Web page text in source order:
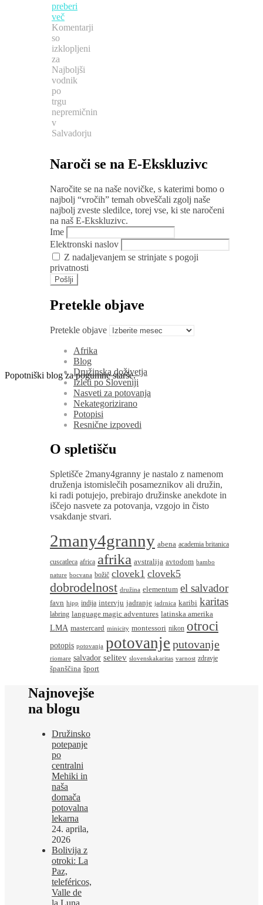
Popotniški blog za pogumne starše.
preberi
več
Komentarji
so
izklopljeni
za
Najboljši
vodnik
po
trgu
nepremičnin
v
Salvadorju
Naroči se na E-Ekskluzivc
Naročite se na naše novičke, s katerimi bomo o
najbolj “vročih” temah obveščali zgolj naše
najbolj zveste sledilce, torej vse, ki ste naročeni
na naš E-Ekskluzivc.
Ime
Elektronski naslov
Z nadaljevanjem se strinjate s pogoji
privatnosti
Pretekle objave
Pretekle objave
Afrika
Blog
Družinska doživetja
Izleti po Sloveniji
Nasveti za potovanja
Nekategorizirano
Potopisi
Resnične izpovedi
O spletišču
Spletišče 2many4granny je nastalo z namenom
druženja istomislečih posameznikov ali družin,
ki radi potujejo, prebirajo družinske anekdote in
iščejo nasvete za potovanja, vzgojo in čisto
vsakdanje stvari.
2many4granny abena academia britanica
cuscatleca africa afrika avstralija avtodom bambo
nature bocvana božič clovek1 clovek5
dobrodelnost družina elementum el salvador
favn hipp indija intervju jadranje jadrnica karibi karitas
labring language magic adventures latinska amerika
LMA mastercard minicity montessori nikon otroci
potopis potovanja potovanje putovanje
riomare salvador selitev slovenskakaritas varnost zdravje
španščina šport
Najnovejše
na blogu
Družinsko
potepanje
po
centralni
Mehiki in
naša
domača
potovalna
lekarna
24. aprila,
2026
Bolivija z
otroki: La
Paz,
teleféricos,
Valle de